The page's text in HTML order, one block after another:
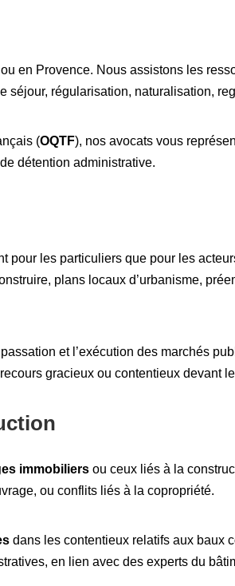
en Provence. Nous assistons les
séjour, régularisation, naturalisation,
(OQTF), nos avocats vous
détention administrative.
pour les particuliers que pour les
plans locaux d’urbanisme,
et l’exécution des marchés
gracieux ou contentieux devant
immobiliers ou ceux liés à la
ou conflits liés à la copropriété.
dans les contentieux relatifs aux baux
en lien avec des experts du